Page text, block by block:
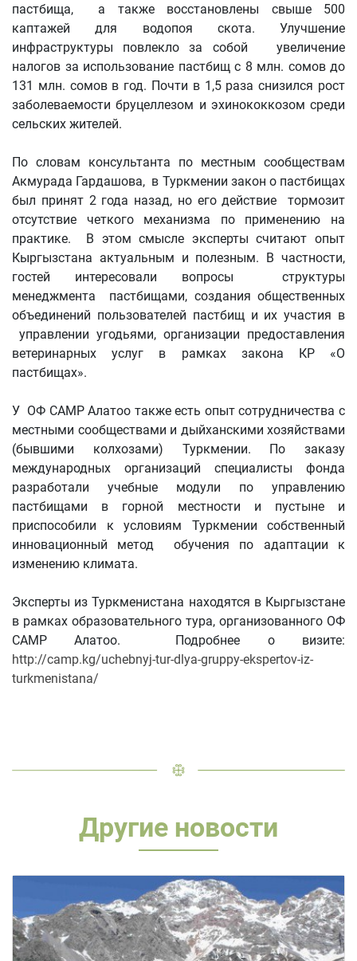
пастбища, а также восстановлены свыше 500
каптажей для водопоя скота. Улучшение
инфраструктуры повлекло за собой увеличение
налогов за использование пастбищ с 8 млн. сомов до
131 млн. сомов в год. Почти в 1,5 раза снизился рост
заболеваемости бруцеллезом и эхинококкозом среди
сельских жителей.
По словам консультанта по местным сообществам
Акмурада Гардашова, в Туркмении закон о пастбищах
был принят 2 года назад, но его действие тормозит
отсутствие четкого механизма по применению на
практике. В этом смысле эксперты считают опыт
Кыргызстана актуальным и полезным. В частности,
гостей интересовали вопросы структуры
менеджмента пастбищами, создания общественных
объединений пользователей пастбищ и их участия в
управлении угодьями, организации предоставления
ветеринарных услуг в рамках закона КР «О
пастбищах».
У ОФ CAMP Алатоо также есть опыт сотрудничества с
местными сообществами и дыйханскими хозяйствами
(бывшими колхозами) Туркмении. По заказу
международных организаций специалисты фонда
разработали учебные модули по управлению
пастбищами в горной местности и пустыне и
приспособили к условиям Туркмении собственный
инновационный метод обучения по адаптации к
изменению климата.
Эксперты из Туркменистана находятся в Кыргызстане
в рамках образовательного тура, организованного ОФ
CAMP Алатоо. Подробнее о визите:
http://camp.kg/uchebnyj-tur-dlya-gruppy-ekspertov-iz-
turkmenistana/
Другие новости